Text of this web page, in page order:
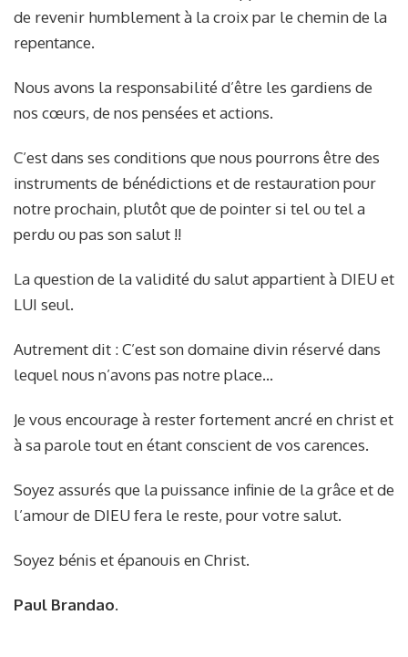
de revenir humblement à la croix par le chemin de la
repentance.
Nous avons la responsabilité d’être les gardiens de
nos cœurs, de nos pensées et actions.
C’est dans ses conditions que nous pourrons être des
instruments de bénédictions et de restauration pour
notre prochain, plutôt que de pointer si tel ou tel a
perdu ou pas son salut !!
La question de la validité du salut appartient à DIEU et
LUI seul.
Autrement dit : C’est son domaine divin réservé dans
lequel nous n’avons pas notre place…
Je vous encourage à rester fortement ancré en christ et
à sa parole tout en étant conscient de vos carences.
Soyez assurés que la puissance infinie de la grâce et de
l’amour de DIEU fera le reste, pour votre salut.
Soyez bénis et épanouis en Christ.
Paul Brandao.